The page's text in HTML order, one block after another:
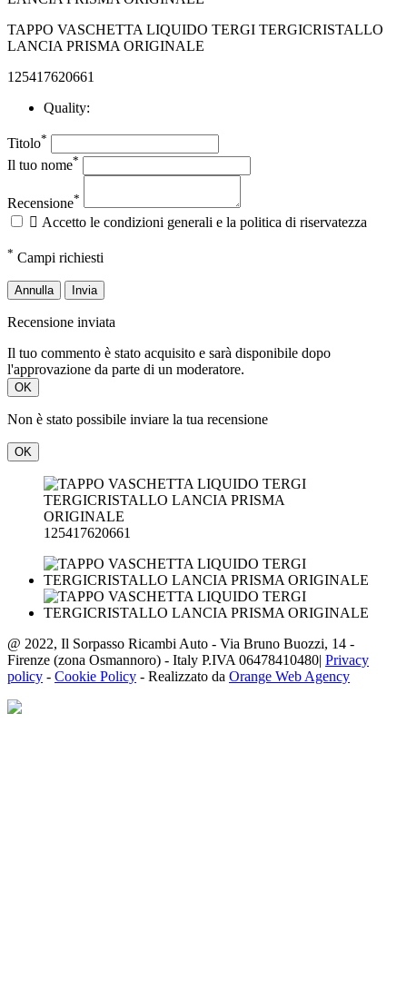
TAPPO VASCHETTA LIQUIDO TERGI TERGICRISTALLO
LANCIA PRISMA ORIGINALE
125417620661
Quality:
Titolo*
Il tuo nome*
Recensione*
 Accetto le condizioni generali e la politica di riservatezza
* Campi richiesti
Annulla Invia
Recensione inviata
Il tuo commento è stato acquisito e sarà disponibile dopo
l'approvazione da parte di un moderatore.
OK
Non è stato possibile inviare la tua recensione
OK
125417620661
@ 2022, Il Sorpasso Ricambi Auto - Via Bruno Buozzi, 14 -
Firenze (zona Osmannoro) - Italy P.IVA 06478410480| Privacy
policy - Cookie Policy - Realizzato da Orange Web Agency